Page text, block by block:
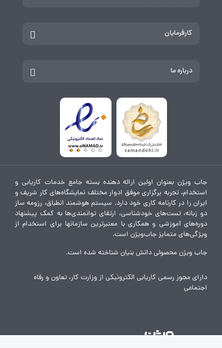
کارفرمایان
درباره ما
جاب ویژن بعنوان اولین ارائه دهنده بسته جامع خدمات کاریابی و
استخدام، تجربه برگزاری موفق ادوار مختلف نمایشگاه‌های کار شریف و
ایران را در کارنامه کاری خود دارد. سیستم هوشمند انطباق، رزومه ساز
دو زبانه، تست‌های خودشناسی، ارتقای توانمندی‌ها به کمک پیشنهاد
دوره‌های آموزشی و همکاری با معتبرترین سازمانها برای استخدام از
ویژگی‌های متمایز جاب‌ویژن است.
جاب ویژن محصولی دانش بنیان شناخته شده است.
دارای مجوز رسمی کاریابی الکترونیکی از وزارت کار، تعاون و رفاه
اجتماعی